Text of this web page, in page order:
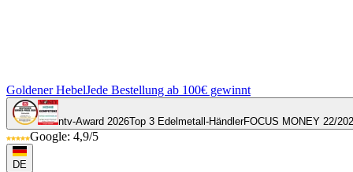
Goldener HebelJede Bestellung ab 100€ gewinnt
ntv-Award 2026Top 3 Edelmetall-HändlerFOCUS MONEY 22/
Google: 4,9/5
DE